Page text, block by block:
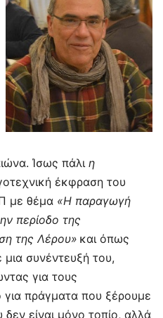
Ίσως πάλι η
έκφραση του
με θέμα «Η παραγωγή
περίοδο της
της Λέρου» και όπως
συνέντευξή του,
για τους
για πράγματα που ξέρουμε
είναι μόνο τοπίο, αλλά